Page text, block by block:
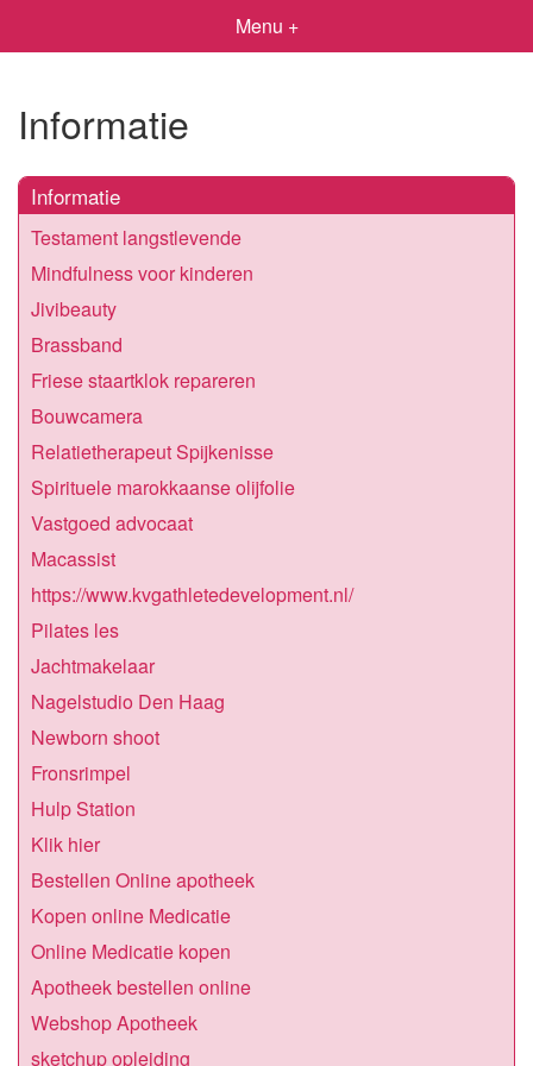
Menu +
Informatie
Informatie
Testament langstlevende
Mindfulness voor kinderen
Jivibeauty
Brassband
Friese staartklok repareren
Bouwcamera
Relatietherapeut Spijkenisse
Spirituele marokkaanse olijfolie
Vastgoed advocaat
Macassist
https://www.kvgathletedevelopment.nl/
Pilates les
Jachtmakelaar
Nagelstudio Den Haag
Newborn shoot
Fronsrimpel
Hulp Station
Klik hier
Bestellen Online apotheek
Kopen online Medicatie
Online Medicatie kopen
Apotheek bestellen online
Webshop Apotheek
sketchup opleiding